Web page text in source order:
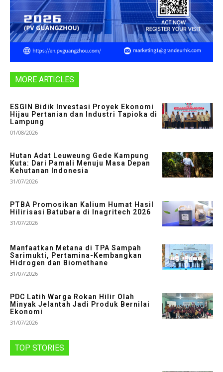
MORE ARTICLES
ESGIN Bidik Investasi Proyek Ekonomi
Hijau Pertanian dan Industri Tapioka di
Lampung
01/08/2026
Hutan Adat Leuweung Gede Kampung
Kuta: Dari Pamali Menuju Masa Depan
Kehutanan Indonesia
31/07/2026
PTBA Promosikan Kalium Humat Hasil
Hilirisasi Batubara di Inagritech 2026
31/07/2026
Manfaatkan Metana di TPA Sampah
Sarimukti, Pertamina-Kembangkan
Hidrogen dan Biomethane
31/07/2026
PDC Latih Warga Rokan Hilir Olah
Minyak Jelantah Jadi Produk Bernilai
Ekonomi
31/07/2026
TOP STORIES